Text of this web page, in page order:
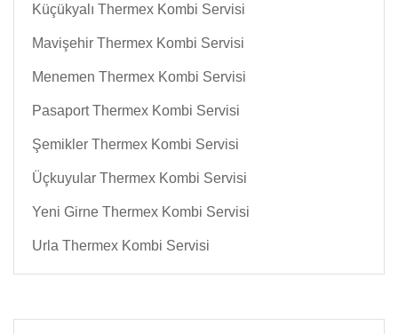
Küçükyalı Thermex Kombi Servisi
Mavişehir Thermex Kombi Servisi
Menemen Thermex Kombi Servisi
Pasaport Thermex Kombi Servisi
Şemikler Thermex Kombi Servisi
Üçkuyular Thermex Kombi Servisi
Yeni Girne Thermex Kombi Servisi
Urla Thermex Kombi Servisi